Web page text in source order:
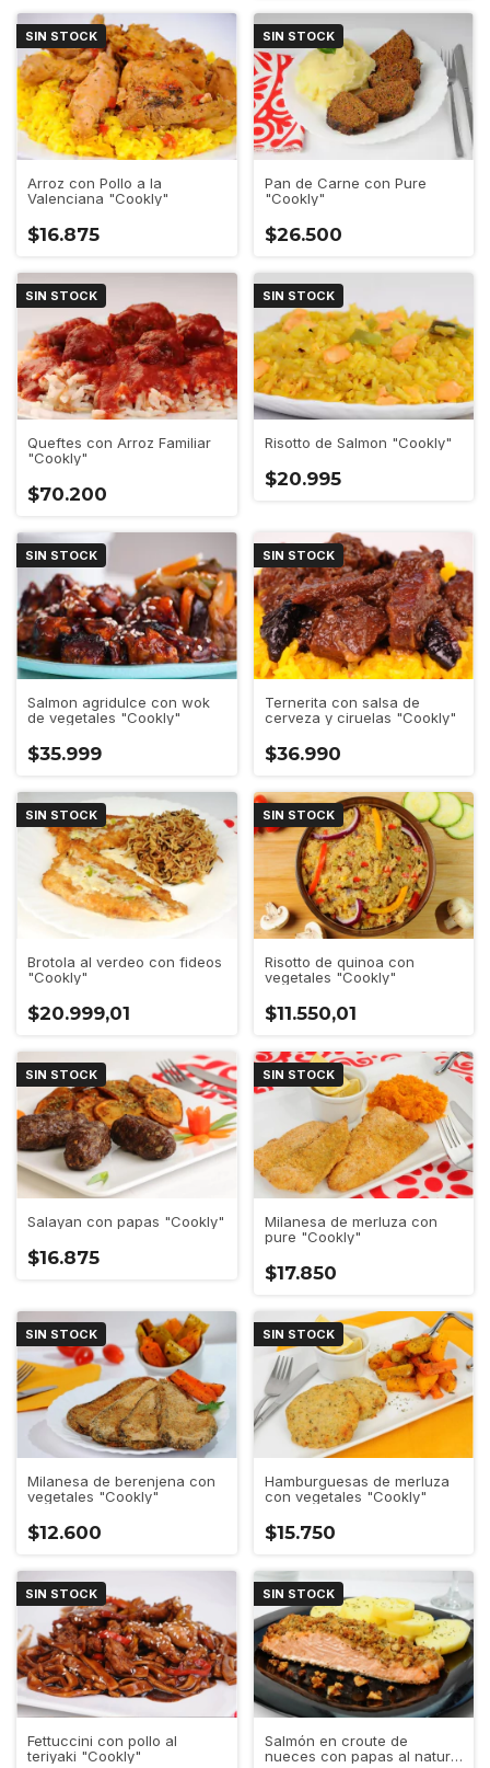
SIN STOCK
Arroz con Pollo a la
Valenciana "Cookly"
$16.875
SIN STOCK
Pan de Carne con Pure
"Cookly"
$26.500
SIN STOCK
Queftes con Arroz Familiar
"Cookly"
$70.200
SIN STOCK
Risotto de Salmon "Cookly"
$20.995
SIN STOCK
Salmon agridulce con wok
de vegetales "Cookly"
$35.999
SIN STOCK
Ternerita con salsa de
cerveza y ciruelas "Cookly"
$36.990
SIN STOCK
Brotola al verdeo con fideos
"Cookly"
$20.999,01
SIN STOCK
Risotto de quinoa con
vegetales "Cookly"
$11.550,01
SIN STOCK
Salayan con papas "Cookly"
$16.875
SIN STOCK
Milanesa de merluza con
pure "Cookly"
$17.850
SIN STOCK
Milanesa de berenjena con
vegetales "Cookly"
$12.600
SIN STOCK
Hamburguesas de merluza
con vegetales "Cookly"
$15.750
SIN STOCK
Fettuccini con pollo al
teriyaki "Cookly"
SIN STOCK
Salmón en croute de
nueces con papas al natural